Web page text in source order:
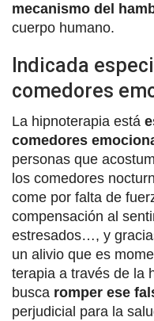
mecanismo del
cuerpo humano.
Indicada
comedores
La hipnoterapia está
comedores
personas que
los comedores
come por falta de
compensación al
estresados…, y
un alivio que es
terapia a través de la
busca romper ese
perjudicial para la